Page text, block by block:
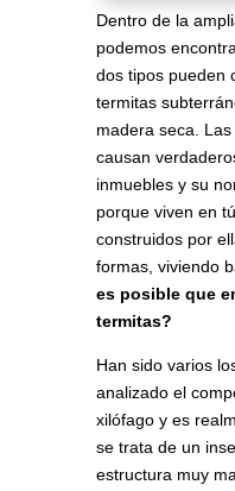
Dentro de la
podemos
dos tipos pueden
termitas
madera seca.
causan
inmuebles y su
porque viven en
construidos por
formas, viviendo
es posible que
termitas?
Han sido varios
analizado el
xilófago y es
se trata de un
estructura muy